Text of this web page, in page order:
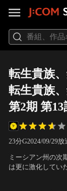
転生貴族
転生貴族
第2期 第
23分G2024/09/29放
ミーシアン州の次
は更に激化してい